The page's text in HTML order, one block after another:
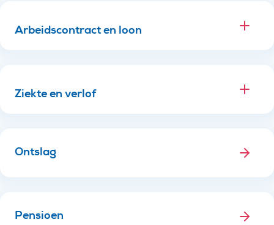
Arbeidscontract en loon
Ziekte en verlof
Ontslag
Pensioen